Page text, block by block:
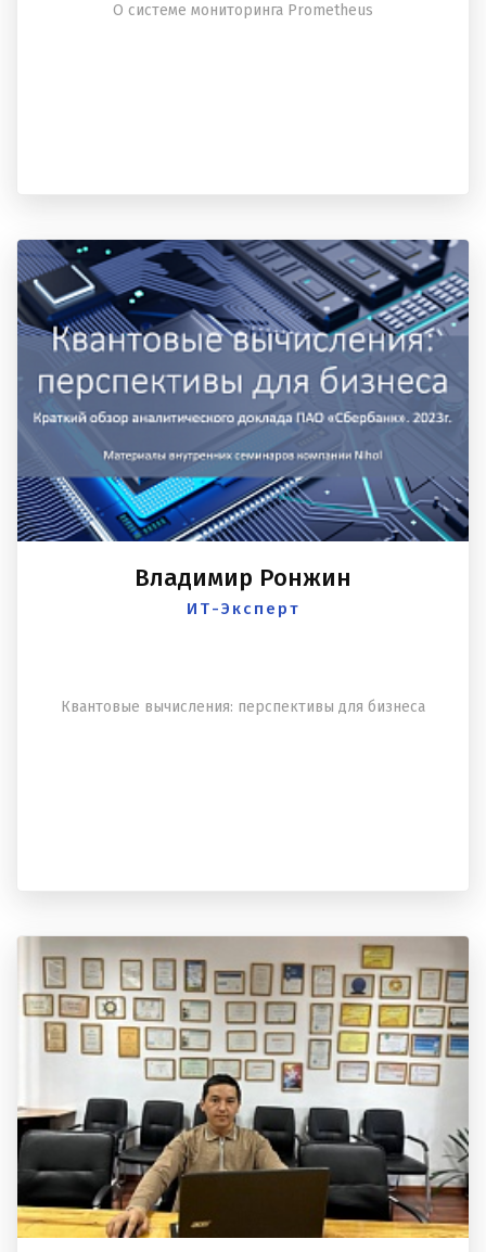
О системе мониторинга Prometheus
Владимир Ронжин
ИТ-Эксперт
Квантовые вычисления: перспективы для бизнеса